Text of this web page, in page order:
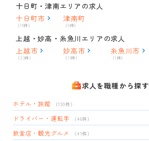
十日町・津南エリアの求人
十日町市
（15件）
津南町
（0件）
上越・妙高・糸魚川エリアの求人
上越市
（23件）
妙高市
（17件）
糸魚川市
（1件）
求人を職種から探す
ホテル・旅館 （130件）
ドライバー・運転手 （46件）
飲食店・観光グルメ （41件）